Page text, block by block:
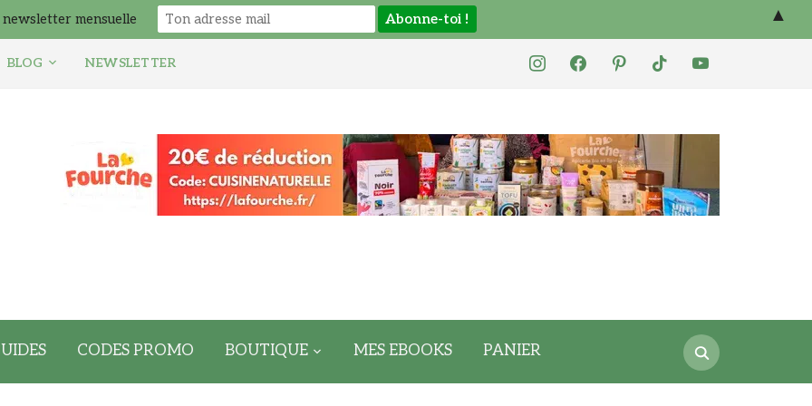
instagramfacebookpinteresttiktok youtube
BLOG NEWSLETTER
Search
for:
CODES PROMO BOUTIQUE MES EBOOKS PANIER
newsletter mensuelle ▲